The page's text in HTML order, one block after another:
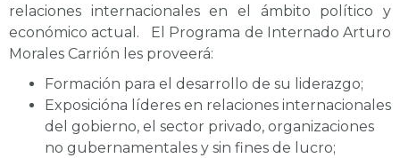
relaciones internacionales en el ámbito político y
económico actual. El Programa de Internado Arturo
Morales Carrión les proveerá:
Formación para el desarrollo de su liderazgo;
Exposicióna líderes en relaciones internacionales
del gobierno, el sector privado, organizaciones
no gubernamentales y sin fines de lucro;